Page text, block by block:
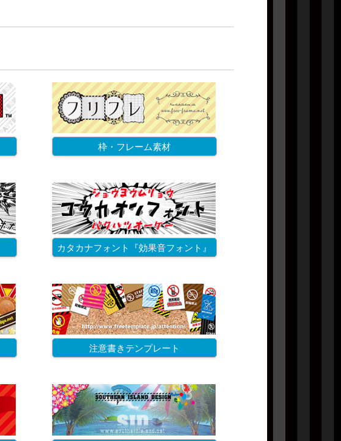
枠・フレーム素材
カタカナフォント『効果音フォント』
注意書きテンプレート